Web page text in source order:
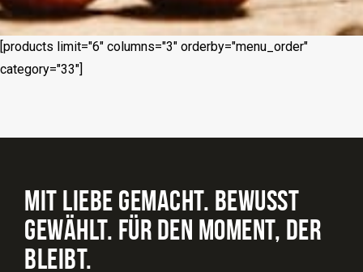
[products limit="6" columns="3" orderby="menu_order"
category="33"]
MIT LIEBE GEMACHT. BEWUSST
GEWÄHLT. FÜR DEN MOMENT, DER
BLEIBT.